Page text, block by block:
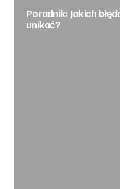
Poradnik: Jakich
unikać?